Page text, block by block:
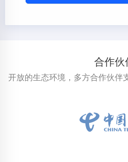
合作伙
开放的生态环境，多方合作伙伴